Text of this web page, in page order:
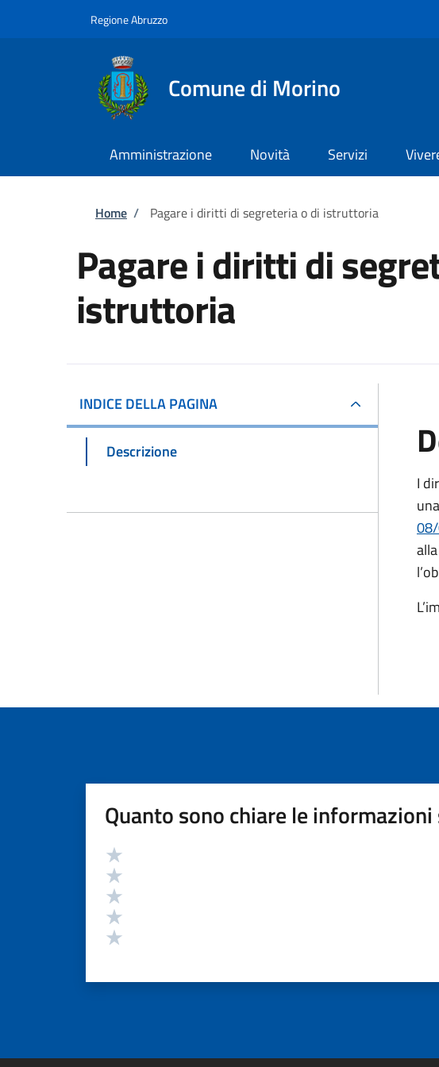
Regione Abruzzo
Comune di Morino
Amministrazione Novità Servizi
Briciole di pane
Home / Pagare i diritti di segreteria o di istruttoria
Pagare i diritti di
istruttoria
INDICE DELLA PAGINA
Descrizione
I
Quanto sono chiare le
Valutazione